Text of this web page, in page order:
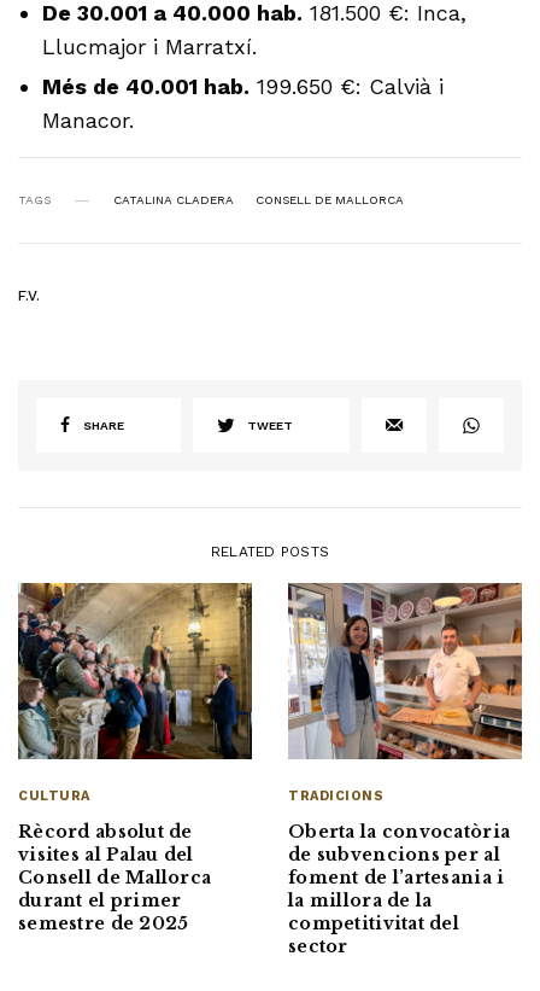
De 30.001 a 40.000 hab. 181.500 €: Inca,
Llucmajor i Marratxí.
Més de 40.001 hab. 199.650 €: Calvià i
Manacor.
TAGS CATALINA CLADERA CONSELL DE MALLORCA
F.V.
SHARE TWEET
RELATED POSTS
CULTURA
Rècord absolut de
visites al Palau del
Consell de Mallorca
durant el primer
semestre de 2025
TRADICIONS
Oberta la convocatòria
de subvencions per al
foment de l’artesania i
la millora de la
competitivitat del
sector